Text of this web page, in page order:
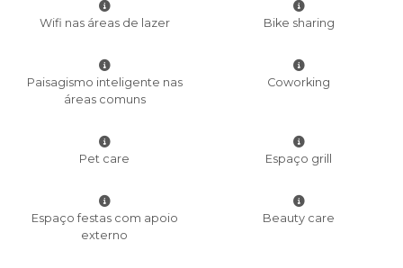
Wifi nas áreas de lazer Bike sharing
Paisagismo inteligente nas
áreas comuns
Coworking
Pet care Espaço grill
Espaço festas com apoio
externo
Beauty care